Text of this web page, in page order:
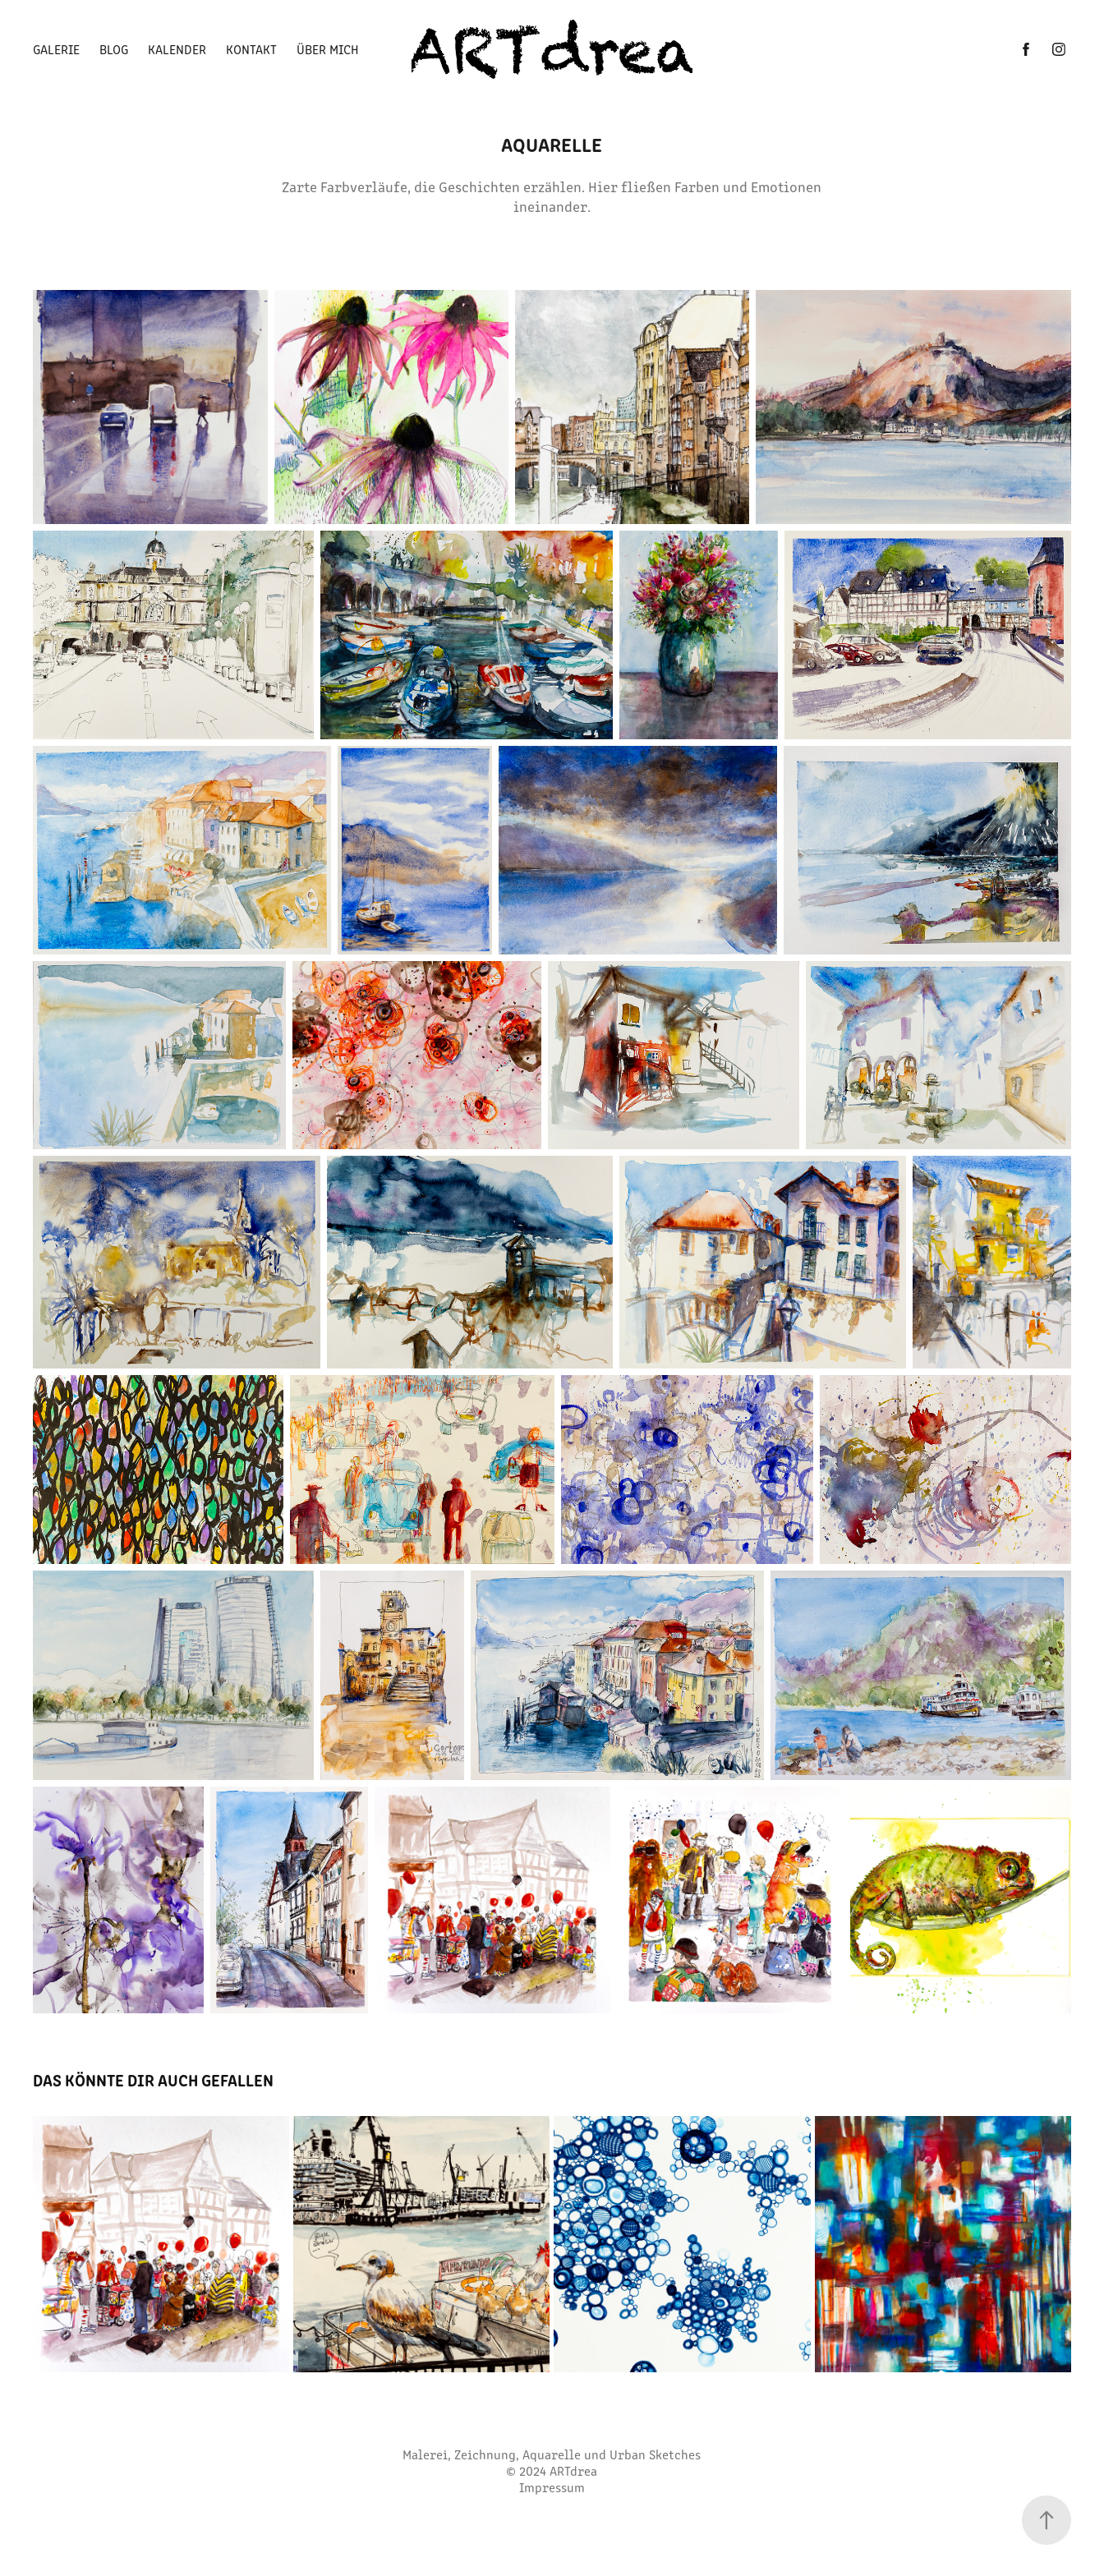
GALERIE BLOG KALENDER KONTAKT ÜBER MICH
AQUARELLE
Zarte Farbverläufe, die Geschichten erzählen. Hier fließen Farben und Emotionen
ineinander.
DAS KÖNNTE DIR AUCH GEFALLEN
SKETCHES SKIZZENBUCH DRUCKTECHNIKEN MEINE BILDER
Malerei, Zeichnung, Aquarelle und Urban Sketches
© 2024 ARTdrea
Impressum